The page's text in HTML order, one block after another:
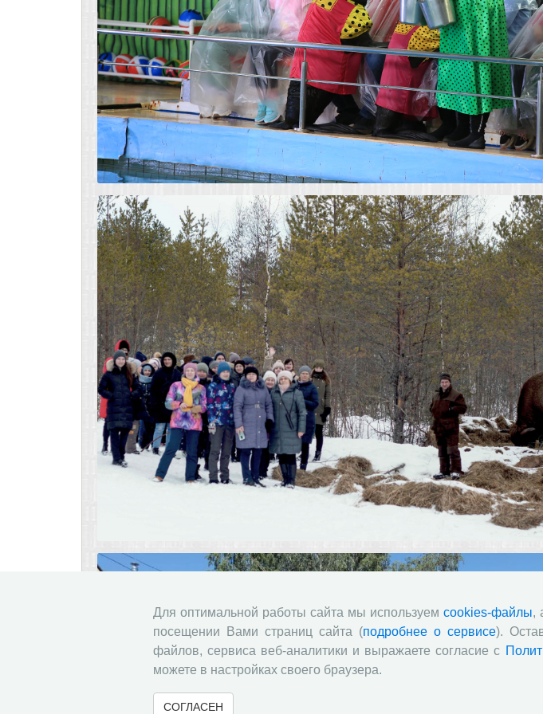
Для оптимальной работы сайта мы используем cookies-файлы,
посещении Вами страниц сайта (подробнее о сервисе).
файлов, сервиса веб-аналитики и выражаете согласие с
можете в настройках своего браузера.
СОГЛАСЕН